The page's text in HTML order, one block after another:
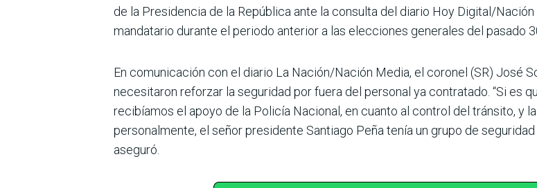
de la Presidencia de la República ante la consulta del diario Hoy Digital/
mandatario durante el periodo anterior a las elecciones generales del pasado
En comunicación con el diario La Nación/Nación Media, el coronel (SR) José
necesitaron reforzar la seguridad por fuera del personal ya contratado. “Si es
recibíamos el apoyo de la Policía Nacional, en cuanto al control del tránsito, y
personalmente, el señor presidente Santiago Peña tenía un grupo de
aseguró.